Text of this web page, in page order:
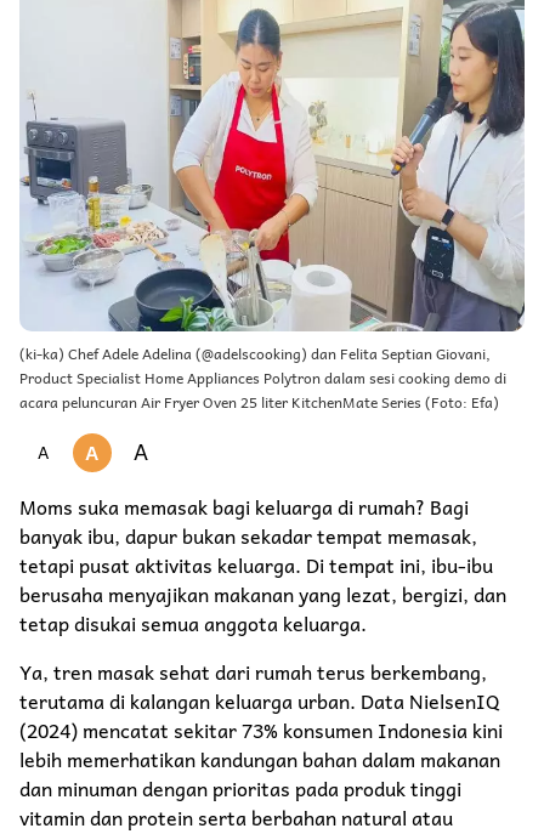
(ki-ka) Chef Adele Adelina (@adelscooking) dan Felita Septian Giovani,
Product Specialist Home Appliances Polytron dalam sesi cooking demo di
acara peluncuran Air Fryer Oven 25 liter KitchenMate Series (Foto: Efa)
A A A
Moms suka memasak bagi keluarga di rumah? Bagi
banyak ibu, dapur bukan sekadar tempat memasak,
tetapi pusat aktivitas keluarga. Di tempat ini, ibu-ibu
berusaha menyajikan makanan yang lezat, bergizi, dan
tetap disukai semua anggota keluarga.
Ya, tren masak sehat dari rumah terus berkembang,
terutama di kalangan keluarga urban. Data NielsenIQ
(2024) mencatat sekitar 73% konsumen Indonesia kini
lebih memerhatikan kandungan bahan dalam makanan
dan minuman dengan prioritas pada produk tinggi
vitamin dan protein serta berbahan natural atau